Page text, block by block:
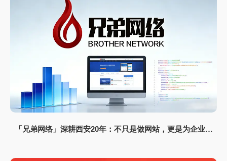
「兄弟网络」深耕西安20年：不只是做网站，更是为企业打